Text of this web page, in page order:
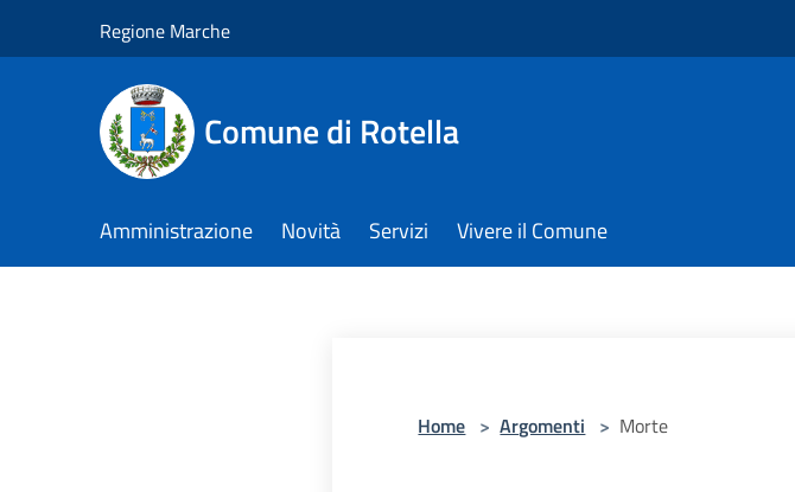
Regione Marche
Comune di Rotella
Amministrazione Novità Servizi Vivere il Comune
Home > Argomenti > Morte